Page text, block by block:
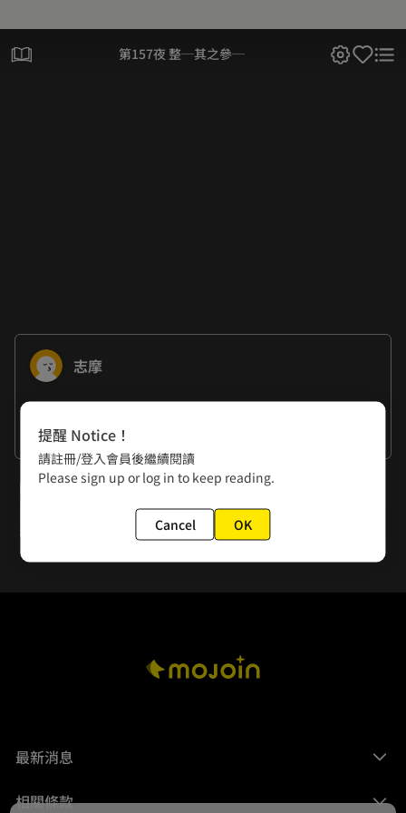
第157夜 整─其之參─
志摩
謝謝大家
下一話
第158夜 整─其之肆─
最新消息
相關條款
提醒 Notice！
請註冊/登入會員後繼續閱讀
Please sign up or log in to keep reading.
Cancel OK